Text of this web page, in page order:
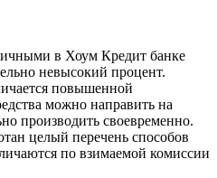
в Хоум Кредит банке
невысокий процент.
повышенной
можно направить на
производить своевременно.
целый перечень способов
по взимаемой комиссии